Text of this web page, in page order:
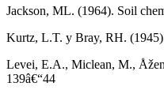
Jackson, ML. (1964). Soil
Kurtz, L.T. y Bray, RH.
Levei, E.A., Miclean, M.,
139â€“44